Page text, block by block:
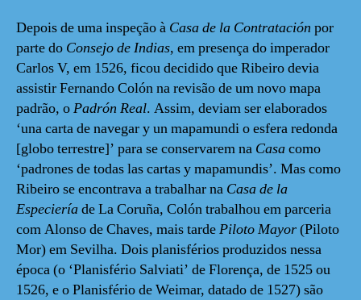
Depois de uma inspeção à Casa de la Contratación por
parte do Consejo de Indias, em presença do imperador
Carlos V, em 1526, ficou decidido que Ribeiro devia
assistir Fernando Colón na revisão de um novo mapa
padrão, oPadrón Real. Assim, deviam ser elaborados
‘una carta de navegar y un mapamundi o esfera redonda
[globo terrestre]’ para se conservarem na Casacomo
‘padrones de todas las cartas y mapamundis’. Mas como
Ribeiro se encontrava a trabalhar na Casa de la
Especieríade La Coruña, Colón trabalhou em parceria
com Alonso de Chaves, mais tardePiloto Mayor(Piloto
Mor) em Sevilha. Dois planisférios produzidos nessa
época (o ‘Planisfério Salviati’ de Florença, de 1525 ou
1526, e o Planisfério de Weimar, datado de 1527) são